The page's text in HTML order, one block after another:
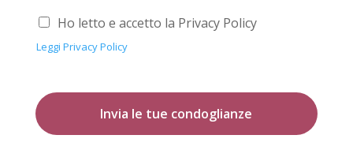
Ho letto e accetto la Privacy Policy
Leggi Privacy Policy
Invia le tue condoglianze